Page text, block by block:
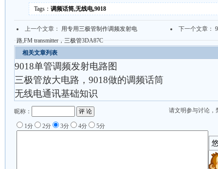
Tags： 调频话筒,无线电,9018
上一个文章： 用专用三极管制作调频发射电
路,FM transmitter，三极管3DA87C
下一个文章：
相关文章列表
9018单管调频发射电路图
三极管放大电路，9018做的调频话筒
无线电通讯基础知识
请文明参与讨论，
昵称：
1分 2分 3分 4分 5分